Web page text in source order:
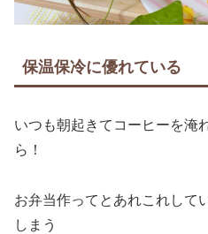
保温保冷に優れている
いつも朝起きてコーヒーを淹
ら！
お弁当作ってとあれこれして
しまう